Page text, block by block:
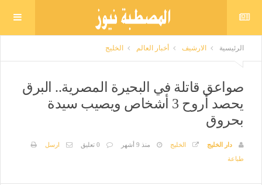
الرئيسية الارشيف أخبار العالم الخليج
صواعق قاتلة في البحيرة المصرية.. البرق
يحصد أروح 3 أشخاص ويصيب سيدة
بحروق
دار الخليج الخليج منذ 9 أشهر 0 تعليق
ارسل
طباعة